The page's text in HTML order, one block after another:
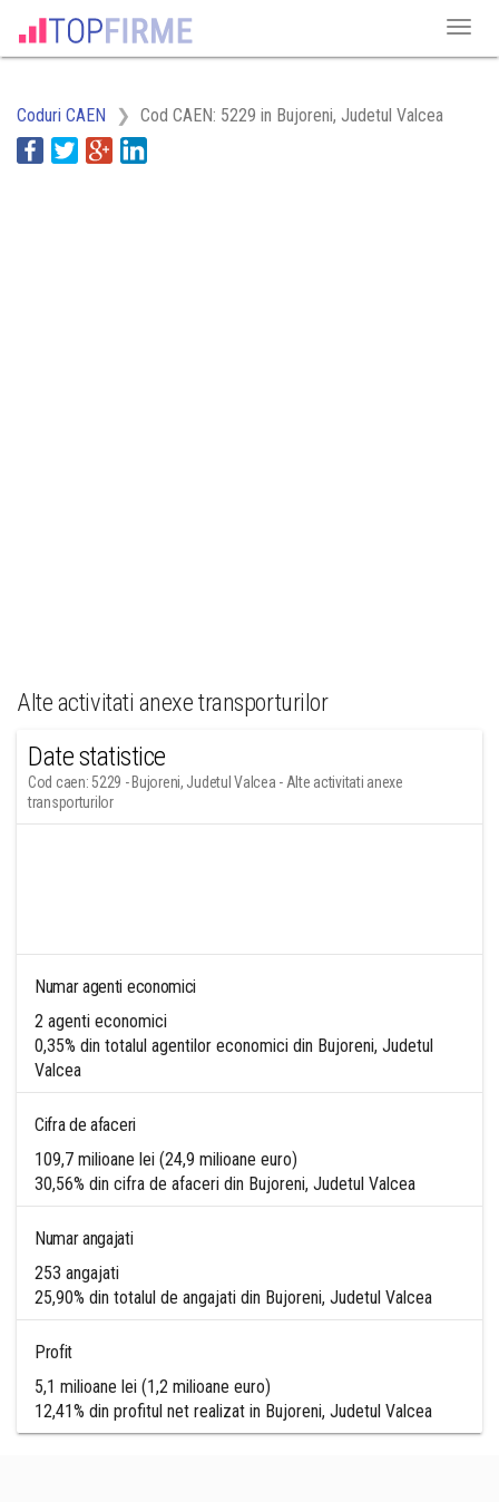
Coduri CAEN Cod CAEN: 5229 in Bujoreni, Judetul Valcea
Alte activitati anexe transporturilor
Date statistice
Cod caen: 5229 - Bujoreni, Judetul Valcea - Alte activitati anexe
transporturilor
Numar agenti economici
2 agenti economici
0,35% din totalul agentilor economici din Bujoreni, Judetul
Valcea
Cifra de afaceri
109,7 milioane lei (24,9 milioane euro)
30,56% din cifra de afaceri din Bujoreni, Judetul Valcea
Numar angajati
253 angajati
25,90% din totalul de angajati din Bujoreni, Judetul Valcea
Profit
5,1 milioane lei (1,2 milioane euro)
12,41% din profitul net realizat in Bujoreni, Judetul Valcea